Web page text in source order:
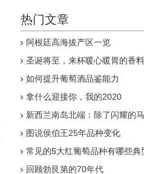
热门文章
阿根廷高海拔产区一览
圣诞将至，来杯暖心暖胃的香
如何提升葡萄酒品鉴能力
拿什么迎接你，我的2020
新西兰南岛北端：除了闪耀的
图说侯伯王25年品种变化
常见的5大红葡萄品种有哪些典
回顾勃艮第的70年代